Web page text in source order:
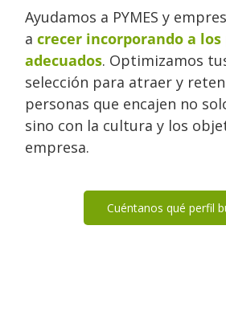
Ayudamos a PYMES y
acrecer incorporando a
adecuados. Optimizamos
selección para atraer y
personas que encajen no
sino con la cultura y los
empresa.
Cuéntanos qué perfil